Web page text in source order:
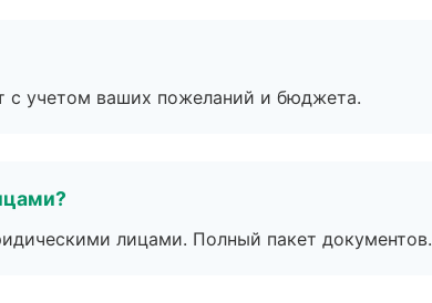
с учетом ваших пожеланий и бюджета.
лицами. Полный пакет документов.